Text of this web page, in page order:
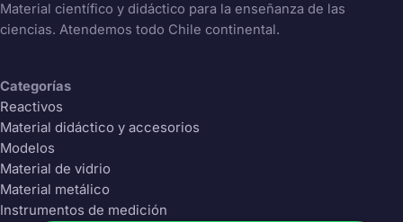
Material científico y didáctico para la enseñanza de las
ciencias. Atendemos todo Chile continental.
Categorías
Reactivos
Material didáctico y accesorios
Modelos
Material de vidrio
Material metálico
Instrumentos de medición